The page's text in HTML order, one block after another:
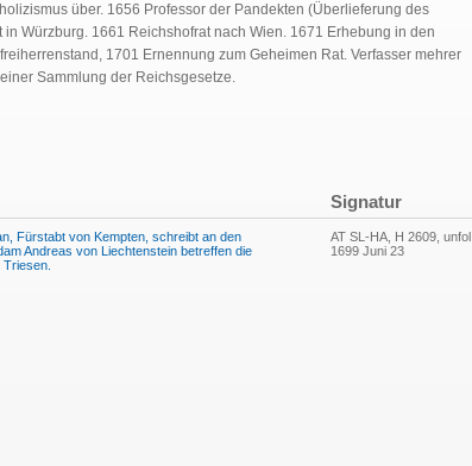
über. 1656 Professor der Pandekten (Überlieferung des
Würzburg. 1661 Reichshofrat nach Wien. 1671 Erhebung in den
1701 Ernennung zum Geheimen Rat. Verfasser mehrer
Sammlung der Reichsgesetze.
Signatur
Fürstabt von Kempten, schreibt an den
Andreas von Liechtenstein betreffen die
AT SL-HA, H 2609, unfol.,
1699 Juni 23